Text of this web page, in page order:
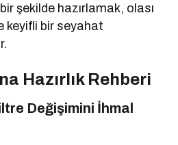
şekilde hazırlamak, olası
keyifli bir seyahat
Hazırlık Rehberi
Değişimini İhmal